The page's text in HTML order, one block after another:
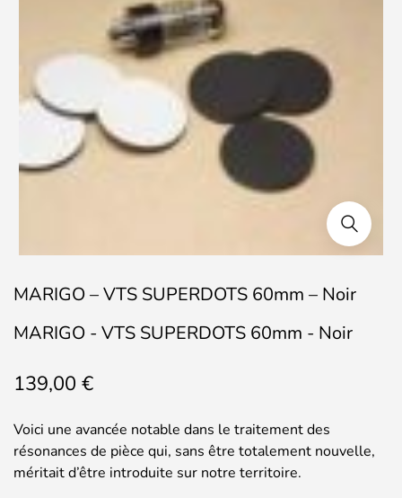
MARIGO – VTS SUPERDOTS 60mm – Noir
MARIGO - VTS SUPERDOTS 60mm - Noir
139,00 €
Voici une avancée notable dans le traitement des
résonances de pièce qui, sans être totalement nouvelle,
méritait d’être introduite sur notre territoire.